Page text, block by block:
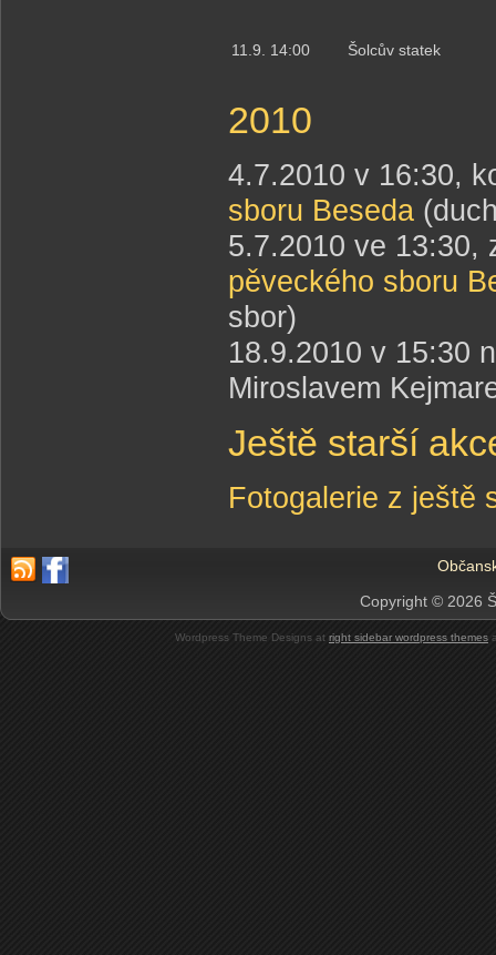
11.9. 14:00 Šolcův statek
2010
4.7.2010 v 16:30,
sboru Beseda
5.7.2010 ve 13:30,
pěveckého sboru
sbor)
18.9.2010 v 15:30
Miroslavem
Ještě starší
Fotogalerie z ještě
Copyright © 2026
Wordpress Theme Designs at right sidebar wordpress themes